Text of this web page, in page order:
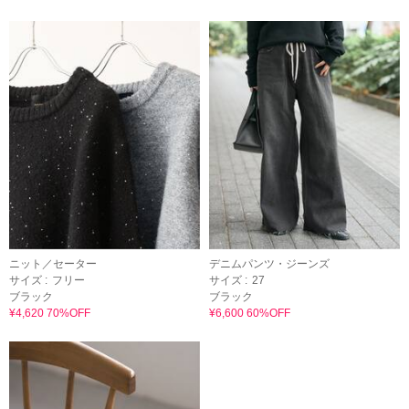
ニット／セーター
サイズ : フリー
ブラック
¥4,620 70%OFF
デニムパンツ・ジーンズ
サイズ : 27
ブラック
¥6,600 60%OFF